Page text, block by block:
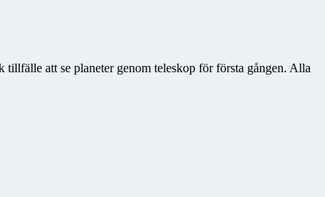
att se planeter genom teleskop för första gången. Alla